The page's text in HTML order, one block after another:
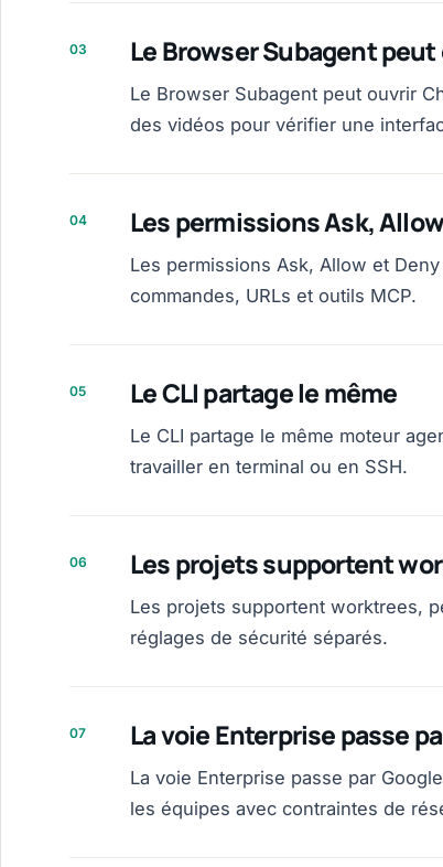
03 Le Browser Subagent
Le Browser Subagent peut ouvrir
des vidéos pour vérifier une
04 Les permissions Ask,
Les permissions Ask, Allow et
commandes, URLs et outils MCP.
05 Le CLI partage le même
Le CLI partage le même moteur
travailler en terminal ou en SSH.
06 Les projets supportent
Les projets supportent worktrees,
réglages de sécurité séparés.
07 La voie Enterprise passe
La voie Enterprise passe par
les équipes avec contraintes de